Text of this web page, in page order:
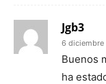
Jgb3
6 diciembre
Buenos
ha